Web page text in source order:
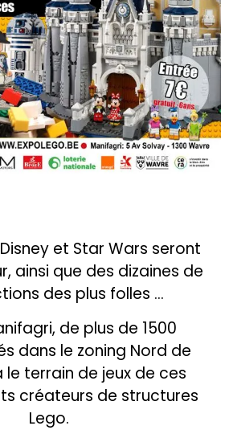
et Star Wars seront
ainsi que des dizaines de
des plus folles …
de plus de 1500
dans le zoning Nord de
le terrain de jeux de ces
créateurs de structures
Lego.